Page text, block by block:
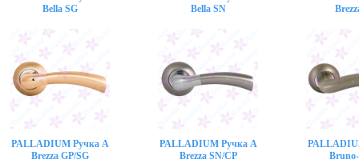
Bella SG
Bella SN
PALLADIUM Ручка A
Brezza GP/SG
PALLADIUM Ручка A
Brezza SN/CP